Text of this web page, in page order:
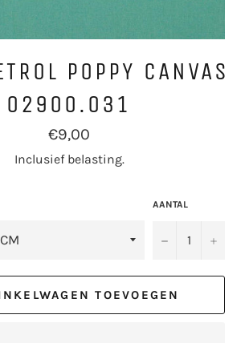
POPPY CANVAS
02900.031
Normale
prijs
€9,00
Inclusief belasting.
AANTAL
− +
TOEVOEGEN